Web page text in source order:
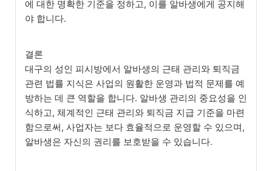
에 대한 명확한 기준을 정하고, 이를 알바생에게 공지해
야 합니다.
결론
대구의 성인 피시방에서 알바생의 근태 관리와 퇴직금
관련 법률 지식은 사업의 원활한 운영과 법적 문제를 예
방하는 데 큰 역할을 합니다. 알바생 관리의 중요성을 인
식하고, 체계적인 근태 관리와 퇴직금 지급 기준을 마련
함으로써, 사업자는 보다 효율적으로 운영할 수 있으며,
알바생은 자신의 권리를 보호받을 수 있습니다.